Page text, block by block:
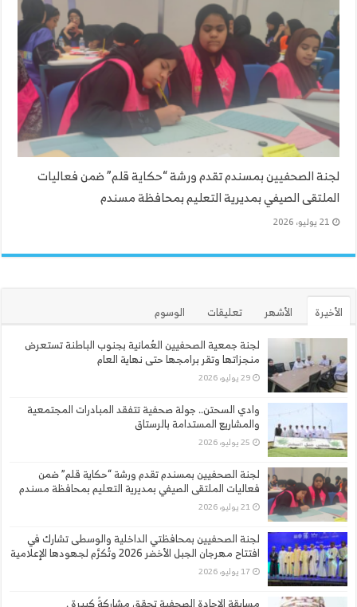
لجنة الصحفيين بمسندم تقدم ورشة “حكاية قلم” ضمن فعاليات
الملتقى الصيفي بمديرية التعليم بمحافظة مسندم
21 يوليو، 2026
الأخيرة الأشهر تعليقات
الوسوم
لجنة جمعية الصحفيين العُمانية بجنوب الباطنة تستعرض
منجزاتها وتقر برامجها حتى نهاية العام
29 يوليو، 2026
وادي السحتن.. جولة صحفية تتفقد المبادرات المجتمعية
والمشاريع المستدامة بالرستاق
25 يوليو، 2026
لجنة الصحفيين بمسندم تقدم ورشة “حكاية قلم” ضمن
فعاليات الملتقى الصيفي بمديرية التعليم بمحافظة مسندم
21 يوليو، 2026
لجنة الصحفيين بمحافظتي الداخلية والوسطى تشارك في
افتتاح مهرجان الجبل الأخضر 2026 وتُكرَّم لجهودها الإعلامية
17 يوليو، 2026